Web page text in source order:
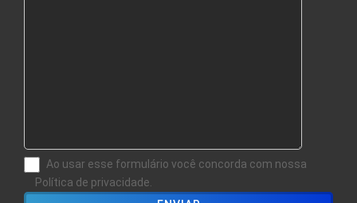
Ao usar esse formulário você concorda com nossa
Política de privacidade.